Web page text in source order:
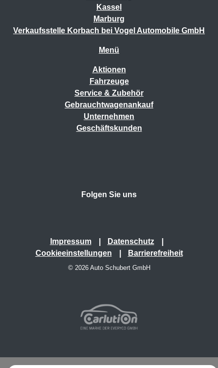
Kassel
Marburg
Verkaufsstelle Korbach bei Vogel Automobile GmbH
Menü
Aktionen
Fahrzeuge
Service & Zubehör
Gebrauchtwagenankauf
Unternehmen
Geschäftskunden
Folgen Sie uns
Impressum
Datenschutz
Cookieeinstellungen
Barrierefreiheit
© 2026 Auto Schubert GmbH